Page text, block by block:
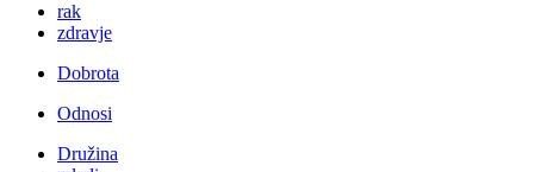
rak
zdravje
Dobrota
Odnosi
Družina